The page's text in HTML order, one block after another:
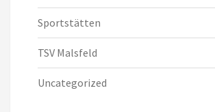
Sportstätten
TSV Malsfeld
Uncategorized